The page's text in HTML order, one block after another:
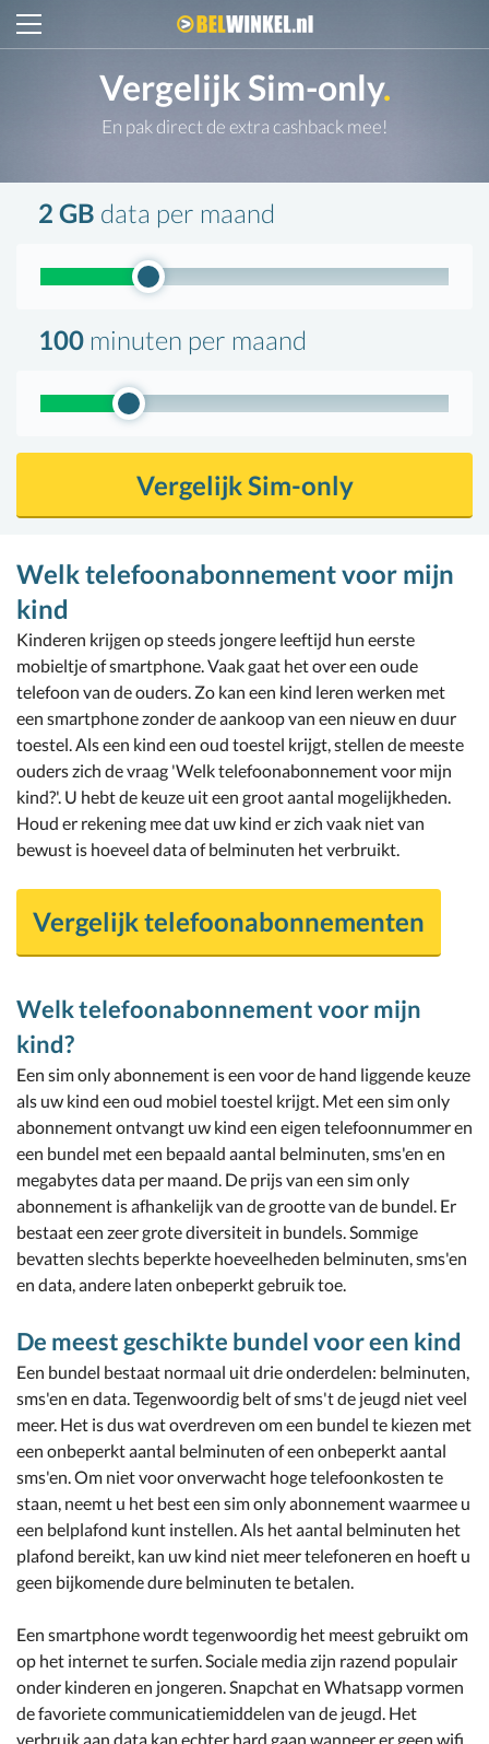
Vergelijk Sim-only.
En pak direct de extra cashback mee!
2 GB data per maand
100 minuten per maand
Vergelijk Sim-only
Welk telefoonabonnement voor mijn
kind
Kinderen krijgen op steeds jongere leeftijd hun eerste
mobieltje of smartphone. Vaak gaat het over een oude
telefoon van de ouders. Zo kan een kind leren werken met
een smartphone zonder de aankoop van een nieuw en duur
toestel. Als een kind een oud toestel krijgt, stellen de meeste
ouders zich de vraag 'Welk telefoonabonnement voor mijn
kind?'. U hebt de keuze uit een groot aantal mogelijkheden.
Houd er rekening mee dat uw kind er zich vaak niet van
bewust is hoeveel data of belminuten het verbruikt.
Vergelijk telefoonabonnementen
Welk telefoonabonnement voor mijn
kind?
Een sim only abonnement is een voor de hand liggende keuze
als uw kind een oud mobiel toestel krijgt. Met een sim only
abonnement ontvangt uw kind een eigen telefoonnummer en
een bundel met een bepaald aantal belminuten, sms'en en
megabytes data per maand. De prijs van een sim only
abonnement is afhankelijk van de grootte van de bundel. Er
bestaat een zeer grote diversiteit in bundels. Sommige
bevatten slechts beperkte hoeveelheden belminuten, sms'en
en data, andere laten onbeperkt gebruik toe.
De meest geschikte bundel voor een kind
Een bundel bestaat normaal uit drie onderdelen: belminuten,
sms'en en data. Tegenwoordig belt of sms't de jeugd niet veel
meer. Het is dus wat overdreven om een bundel te kiezen met
een onbeperkt aantal belminuten of een onbeperkt aantal
sms'en. Om niet voor onverwacht hoge telefoonkosten te
staan, neemt u het best een sim only abonnement waarmee u
een belplafond kunt instellen. Als het aantal belminuten het
plafond bereikt, kan uw kind niet meer telefoneren en hoeft u
geen bijkomende dure belminuten te betalen.
Een smartphone wordt tegenwoordig het meest gebruikt om
op het internet te surfen. Sociale media zijn razend populair
onder kinderen en jongeren. Snapchat en Whatsapp vormen
de favoriete communicatiemiddelen van de jeugd. Het
verbruik aan data kan echter hard gaan wanneer er geen wifi